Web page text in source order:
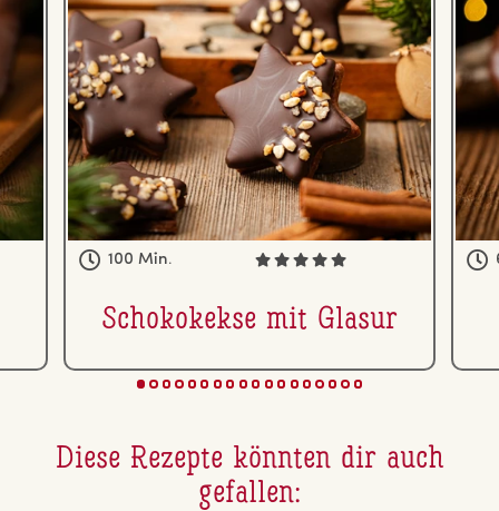
100 Min.
Scho­ko­kek­se mit Glasur
Diese Rezepte könnten dir auch
gefallen: